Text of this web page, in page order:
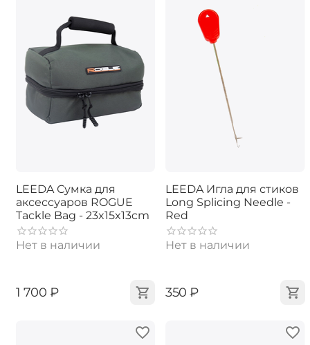
LEEDA Сумка для
аксессуаров ROGUE
Tackle Bag - 23x15x13cm
Нет в наличии
‍1 700‍ ₽
LEEDA Игла для стиков
Long Splicing Needle -
Red
Нет в наличии
‍350‍ ₽